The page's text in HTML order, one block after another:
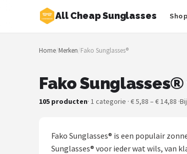
All Cheap Sunglasses Shop
Zoeken
NAVIGATIE
Merken
Zonnebrillen
Home/Merken/Fako Sunglasses®
Fako
105 producten· 1 categorie · € 5,88 – € 14,88 ·
Fako Sunglasses® is een populair
Sunglasses® voor ieder wat wils, van